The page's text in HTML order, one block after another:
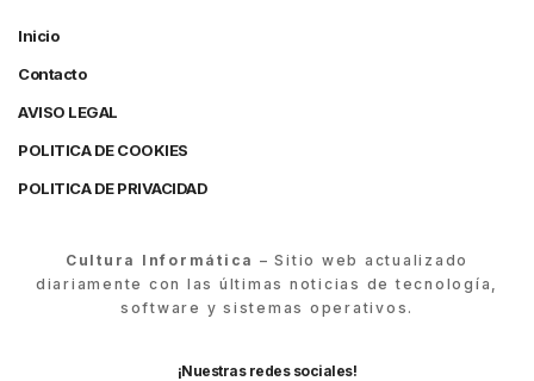
Inicio
Contacto
AVISO LEGAL
POLITICA DE COOKIES
POLITICA DE PRIVACIDAD
Cultura Informática – Sitio web actualizado
diariamente con las últimas noticias de tecnología,
software y sistemas operativos.
¡Nuestras redes sociales!